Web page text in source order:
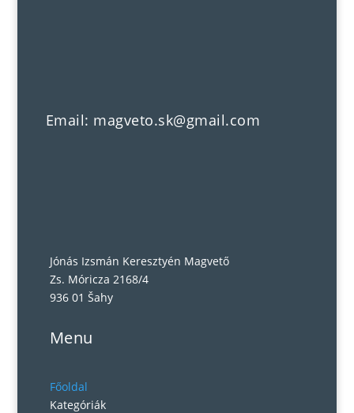
Email: magveto.sk@gmail.com
Jónás Izsmán Keresztyén Magvető
Zs. Móricza 2168/4
936 01 Šahy
Menu
Főoldal
Kategóriák